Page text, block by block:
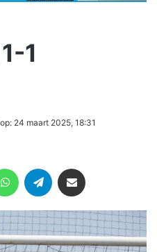
1
24 maart 2025, 18:31